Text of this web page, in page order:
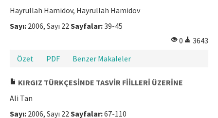
Hayrullah Hamidov, Hayrullah Hamidov
Sayı: 2006, Sayı 22 Sayfalar:39-45
0
3643
Özet
PDF Benzer Makaleler
KIRGIZ TÜRKÇESİNDE TASVİR FİİLLERİ ÜZERİNE
Ali Tan
Sayı: 2006, Sayı 22 Sayfalar:67-110